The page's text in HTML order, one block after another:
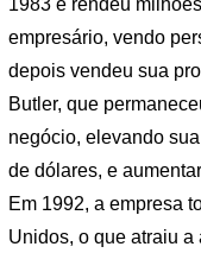
empresário, vendo
depois vendeu sua
Butler, que
negócio, elevando
de dólares, e
Em 1992, a empresa
Unidos, o que atraiu